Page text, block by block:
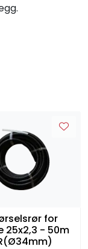
for
25x2,3 - 50m